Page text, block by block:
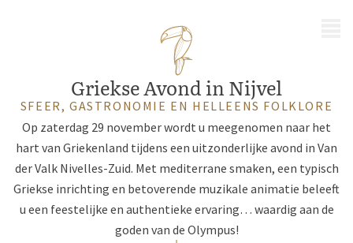
Griekse Avond in Nijvel
SFEER, GASTRONOMIE EN HELLEENS FOLKLORE
Op zaterdag 29 november wordt u meegenomen naar het
hart van Griekenland tijdens een uitzonderlijke avond in Van
der Valk Nivelles-Zuid. Met mediterrane smaken, een typisch
Griekse inrichting en betoverende muzikale animatie beleeft
u een feestelijke en authentieke ervaring… waardig aan de
goden van de Olympus!